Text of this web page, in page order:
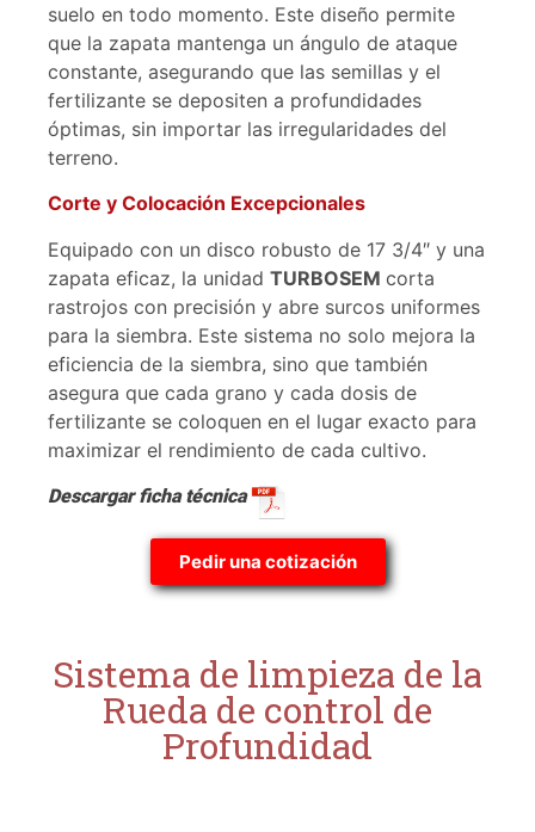
suelo en todo momento. Este diseño permite
que la zapata mantenga un ángulo de ataque
constante, asegurando que las semillas y el
fertilizante se depositen a profundidades
óptimas, sin importar las irregularidades del
terreno.
Corte y Colocación Excepcionales
Equipado con un disco robusto de 17 3/4″ y una
zapata eficaz, la unidad TURBOSEM corta
rastrojos con precisión y abre surcos uniformes
para la siembra. Este sistema no solo mejora la
eficiencia de la siembra, sino que también
asegura que cada grano y cada dosis de
fertilizante se coloquen en el lugar exacto para
maximizar el rendimiento de cada cultivo.
Descargar ficha técnica
Pedir una cotización
Sistema de limpieza de la
Rueda de control de
Profundidad